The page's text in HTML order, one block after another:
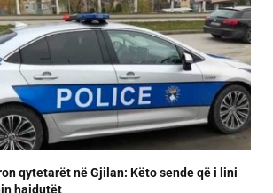
qytetarët në Gjilan: Këto sende që i lini
hajdutët